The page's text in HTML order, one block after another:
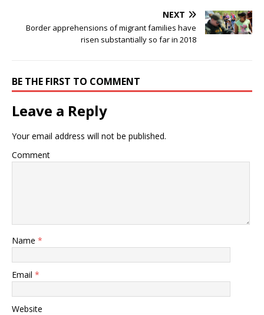
NEXT
Border apprehensions of migrant families have
risen substantially so far in 2018
BE THE FIRST TO COMMENT
Leave a Reply
Your email address will not be published.
Comment
Name *
Email *
Website